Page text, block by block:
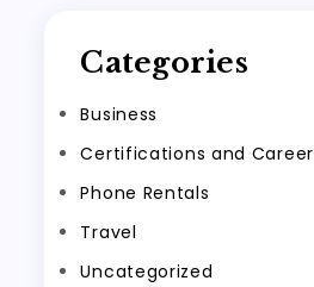
Categories
Business
Certifications and Career
Phone Rentals
Travel
Uncategorized